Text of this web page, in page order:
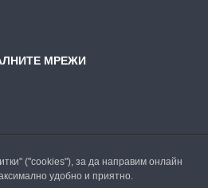
МРЕЖИ
("cookies"), за да направим онлайн
удобно и приятно.